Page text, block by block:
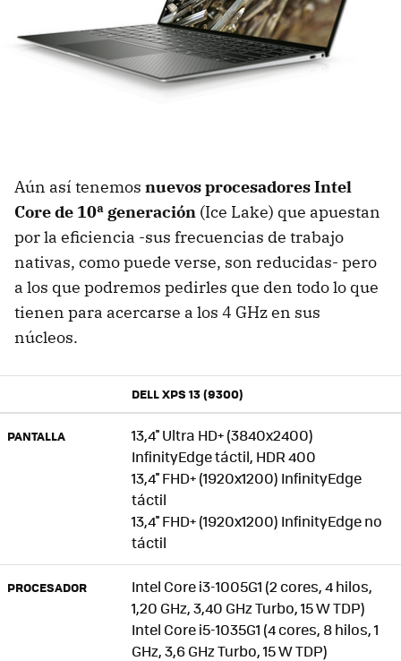
Aún así tenemos nuevos procesadores Intel
Core de 10ª generación (Ice Lake) que apuestan
por la eficiencia -sus frecuencias de trabajo
nativas, como puede verse, son reducidas- pero
a los que podremos pedirles que den todo lo que
tienen para acercarse a los 4 GHz en sus
núcleos.
DELL XPS 13 (9300)
PANTALLA
13,4'' Ultra HD+ (3840x2400)
InfinityEdge táctil, HDR 400
13,4'' FHD+ (1920x1200) InfinityEdge
táctil
13,4'' FHD+ (1920x1200) InfinityEdge no
táctil
PROCESADOR
Intel Core i3-1005G1 (2 cores, 4 hilos,
1,20 GHz, 3,40 GHz Turbo, 15 W TDP)
Intel Core i5-1035G1 (4 cores, 8 hilos, 1
GHz, 3,6 GHz Turbo, 15 W TDP)